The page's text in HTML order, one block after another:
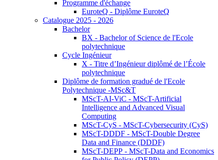
Programme d'échange
EuroteQ - Diplôme EuroteQ
Catalogue 2025 - 2026
Bachelor
BX - Bachelor of Science de l'Ecole
polytechnique
Cycle Ingénieur
X - Titre d’Ingénieur diplômé de l’École
polytechnique
Diplôme de formation gradué de l'Ecole
Polytechnique -MSc&T
MScT-AI-ViC - MScT-Artificial
Intelligence and Advanced Visual
Computing
MScT-CyS - MScT-Cybersecurity (CyS)
MScT-DDDF - MScT-Double Degree
Data and Finance (DDDF)
MScT-DEPP - MScT-Data and Economics